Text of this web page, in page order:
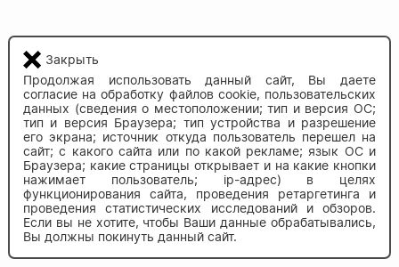
info@auau.market
236027, г.Калининград
ул.Калязинская 6, оф. 2
© 2020-2026 auau.market
Закрыть
Продолжая использовать данный сайт, Вы даете
согласие на обработку файлов cookie, пользовательских
данных (сведения о местоположении; тип и версия ОС;
тип и версия Браузера; тип устройства и разрешение
его экрана; источник откуда пользователь перешел на
сайт; с какого сайта или по какой рекламе; язык ОС и
Браузера; какие страницы открывает и на какие кнопки
нажимает пользователь; ip-адрес) в целях
функционирования сайта, проведения ретаргетинга и
проведения статистических исследований и обзоров.
Если вы не хотите, чтобы Ваши данные обрабатывались,
Вы должны покинуть данный сайт.